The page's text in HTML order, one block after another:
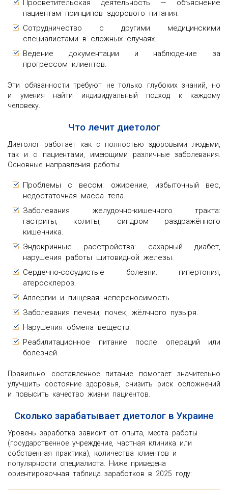
Просветительская деятельность — объяснение
пациентам принципов здорового питания.
Сотрудничество с другими медицинскими
специалистами в сложных случаях.
Ведение документации и наблюдение за
прогрессом клиентов.
Эти обязанности требуют не только глубоких знаний, но
и умения найти индивидуальный подход к каждому
человеку.
Что лечит диетолог
Диетолог работает как с полностью здоровыми людьми,
так и с пациентами, имеющими различные заболевания.
Основные направления работы:
Проблемы с весом: ожирение, избыточный вес,
недостаточная масса тела.
Заболевания желудочно-кишечного тракта:
гастриты, колиты, синдром раздражённого
кишечника.
Эндокринные расстройства: сахарный диабет,
нарушения работы щитовидной железы.
Сердечно-сосудистые болезни: гипертония,
атеросклероз.
Аллергии и пищевая непереносимость.
Заболевания печени, почек, жёлчного пузыря.
Нарушения обмена веществ.
Реабилитационное питание после операций или
болезней.
Правильно составленное питание помогает значительно
улучшить состояние здоровья, снизить риск осложнений
и повысить качество жизни пациентов.
Сколько зарабатывает диетолог в Украине
Уровень заработка зависит от опыта, места работы
(государственное учреждение, частная клиника или
собственная практика), количества клиентов и
популярности специалиста. Ниже приведена
ориентировочная таблица заработков в 2025 году: